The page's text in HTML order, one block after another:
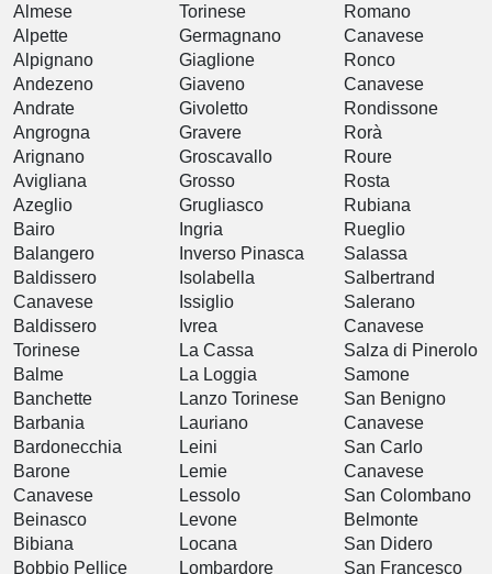
Almese
Alpette
Alpignano
Andezeno
Andrate
Angrogna
Arignano
Avigliana
Azeglio
Bairo
Balangero
Baldissero
Canavese
Baldissero
Torinese
Balme
Banchette
Barbania
Bardonecchia
Barone
Canavese
Beinasco
Bibiana
Bobbio Pellice
Torinese
Germagnano
Giaglione
Giaveno
Givoletto
Gravere
Groscavallo
Grosso
Grugliasco
Ingria
Inverso Pinasca
Isolabella
Issiglio
Ivrea
La Cassa
La Loggia
Lanzo Torinese
Lauriano
Leini
Lemie
Lessolo
Levone
Locana
Lombardore
Romano
Canavese
Ronco
Canavese
Rondissone
Rorà
Roure
Rosta
Rubiana
Rueglio
Salassa
Salbertrand
Salerano
Canavese
Salza di Pinerolo
Samone
San Benigno
Canavese
San Carlo
Canavese
San Colombano
Belmonte
San Didero
San Francesco